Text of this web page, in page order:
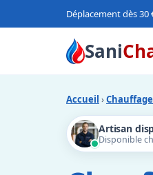
Déplacement dès 30
Sani
Accueil ›Chauffage
Artisan
Disponible